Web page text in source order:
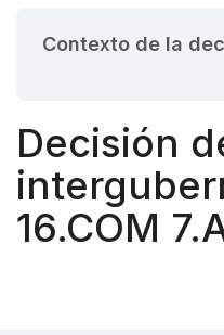
Contexto de la
Decisión
16.COM